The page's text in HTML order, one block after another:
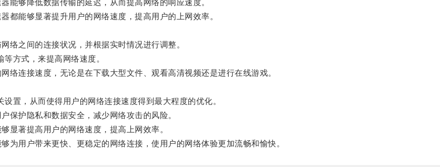
够降低数据传输的延迟，从而提高网络的响应速度。
能够显著提升用户的网络速度，提高用户的上网效率。
之间的连接状况，并根据实时情况进行调整。
方式，来提高网络速度。
连接速度，无论是在下载大型文件、观看高清视频还是进行在线游戏。
，从而使得用户的网络连接速度得到最大程度的优化。
护隐私和数据安全，减少网络攻击的风险。
著提高用户的网络速度，提高上网效率。
用户带来更快、更稳定的网络连接，使用户的网络体验更加流畅和愉快。